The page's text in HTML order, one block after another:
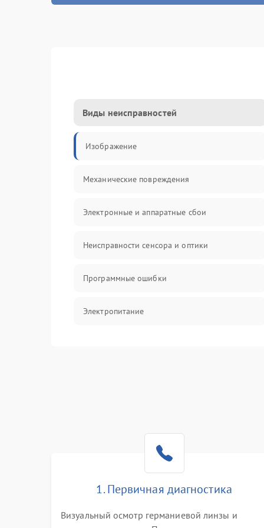
Виды неисправностей
Изображение
Механические повреждения
Электронные и аппаратные сбои
Неисправности сенсора и оптики
Программные ошибки
Электропитание
Температурные проблемы
Сбои коммуникаций и интерфейсов
1. Первичная диагностика
Визуальный осмотр германиевой линзы и